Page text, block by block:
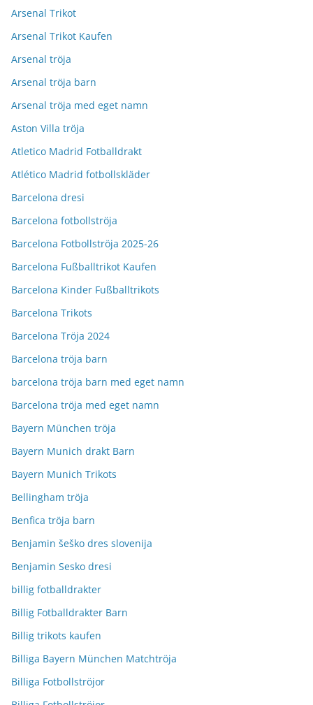
Arsenal Trikot
Arsenal Trikot Kaufen
Arsenal tröja
Arsenal tröja barn
Arsenal tröja med eget namn
Aston Villa tröja
Atletico Madrid Fotballdrakt
Atlético Madrid fotbollskläder
Barcelona dresi
Barcelona fotbollströja
Barcelona Fotbollströja 2025-26
Barcelona Fußballtrikot Kaufen
Barcelona Kinder Fußballtrikots
Barcelona Trikots
Barcelona Tröja 2024
Barcelona tröja barn
barcelona tröja barn med eget namn
Barcelona tröja med eget namn
Bayern München tröja
Bayern Munich drakt Barn
Bayern Munich Trikots
Bellingham tröja
Benfica tröja barn
Benjamin šeško dres slovenija
Benjamin Sesko dresi
billig fotballdrakter
Billig Fotballdrakter Barn
Billig trikots kaufen
Billiga Bayern München Matchtröja
Billiga Fotbollströjor